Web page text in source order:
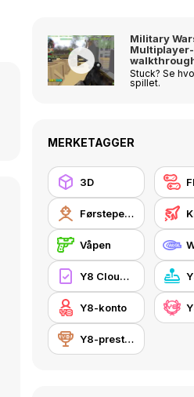
Military
Multiplayer-
Stuck? Se
spillet.
MERKETAGGER
3D
Førstepersonsskyter
Våpen
Y8 Cloud Save
Y8-konto
Y8-prestasjoner